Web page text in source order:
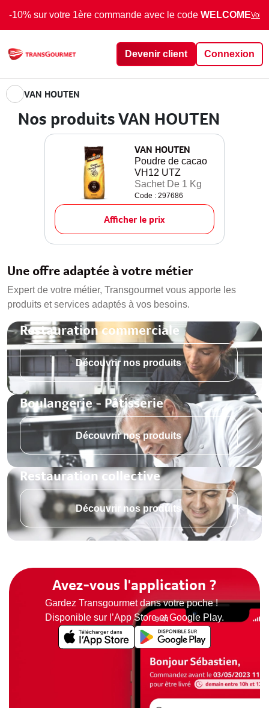
-10% sur votre 1ère commande avec le code WELCOMEVoir
Devenir client Connexion
VAN HOUTEN
Nos produits VAN HOUTEN
VAN HOUTEN
Poudre de cacao
VH12 UTZ
Sachet De 1 Kg
Code : 297686
Afficher le prix
Une offre adaptée à votre métier
Expert de votre métier, Transgourmet vous apporte les
produits et services adaptés à vos besoins.
Restauration commerciale
Découvrir nos produits
Boulangerie - Pâtisserie
Découvrir nos produits
Restauration collective
Découvrir nos produits
Avez-vous l'application ?
Gardez Transgourmet dans votre poche !
Disponible sur l’App Store et Google Play.